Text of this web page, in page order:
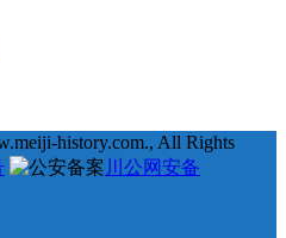
history.com., All Rights
川公网安备